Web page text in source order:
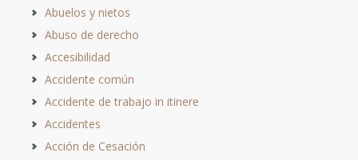
Abuelos y nietos
Abuso de derecho
Accesibilidad
Accidente común
Accidente de trabajo in itinere
Accidentes
Acción de Cesación